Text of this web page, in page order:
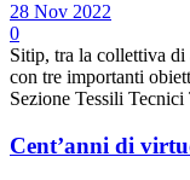
28 Nov 2022
0
Sitip, tra la collettiva
con tre importanti
Sezione Tessili
Cent’anni di